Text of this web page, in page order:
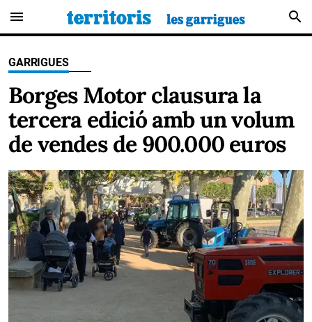
menu search
GARRIGUES
Borges Motor clausura la
tercera edició amb un volum
de vendes de 900.000 euros